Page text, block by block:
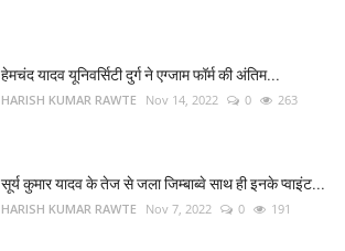
हेमचंद यादव यूनिवर्सिटी दुर्ग ने एग्जाम फॉर्म की अंतिम...
HARISH KUMAR RAWTE Nov 14, 2022 0 263
सूर्य कुमार यादव के तेज से जला जिम्बाब्वे साथ ही इनके प्वाइंट...
HARISH KUMAR RAWTE Nov 7, 2022 0 191